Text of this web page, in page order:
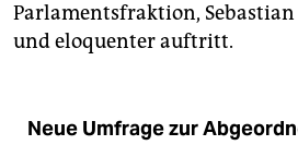
Parlamentsfraktion, Sebastian
und eloquenter auftritt.
Neue Umfrage zur